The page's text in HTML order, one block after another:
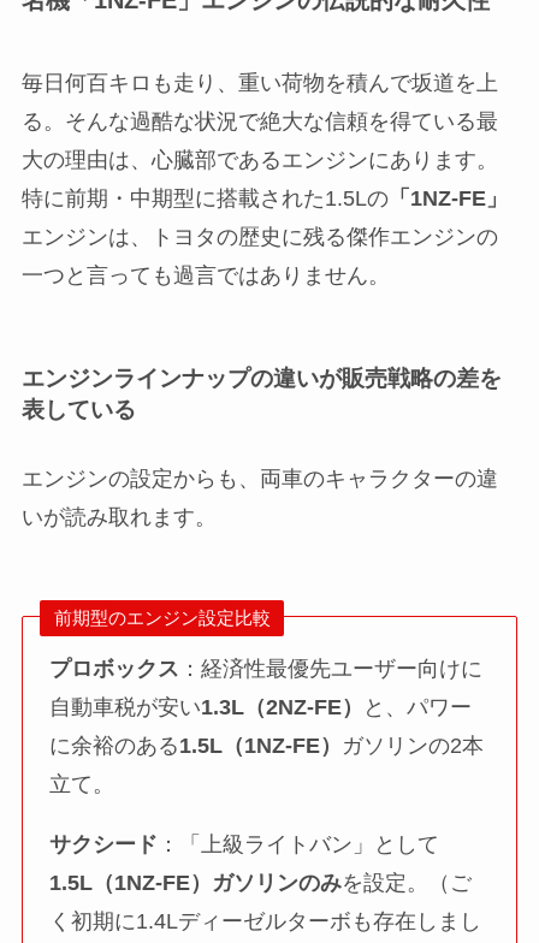
毎日何百キロも走り、重い荷物を積んで坂道を上
る。そんな過酷な状況で絶大な信頼を得ている最
大の理由は、心臓部であるエンジンにあります。
特に前期・中期型に搭載された1.5Lの「1NZ-FE」
エンジンは、トヨタの歴史に残る傑作エンジンの
一つと言っても過言ではありません。
エンジンラインナップの違いが販売戦略の差を
表している
エンジンの設定からも、両車のキャラクターの違
いが読み取れます。
前期型のエンジン設定比較
プロボックス ：経済性最優先ユーザー向けに
自動車税が安い1.3L（2NZ-FE）
と、パワー
に余裕のある1.5L（1NZ-FE） ガソリンの2本
立て。
サクシード ：「上級ライトバン」として
1.5L（1NZ-FE）ガソリンのみを設定。（ご
く初期に1.4Lディーゼルターボも存在しまし